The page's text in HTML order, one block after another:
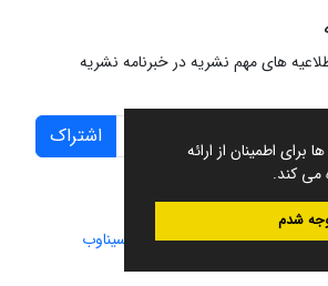
اطمینان از ارائه
می کند.
شدم
های مهم نشریه در خبرنامه نشریه
اشتراک
علمی.طراحی و پیاده سازی از سیناوب